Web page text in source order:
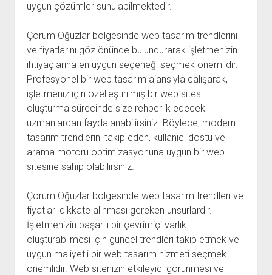
uygun çözümler sunulabilmektedir.
Çorum Oğuzlar bölgesinde web tasarım trendlerini
ve fiyatlarını göz önünde bulundurarak işletmenizin
ihtiyaçlarına en uygun seçeneği seçmek önemlidir.
Profesyonel bir web tasarım ajansıyla çalışarak,
işletmeniz için özelleştirilmiş bir web sitesi
oluşturma sürecinde size rehberlik edecek
uzmanlardan faydalanabilirsiniz. Böylece, modern
tasarım trendlerini takip eden, kullanıcı dostu ve
arama motoru optimizasyonuna uygun bir web
sitesine sahip olabilirsiniz.
Çorum Oğuzlar bölgesinde web tasarım trendleri ve
fiyatları dikkate alınması gereken unsurlardır.
İşletmenizin başarılı bir çevrimiçi varlık
oluşturabilmesi için güncel trendleri takip etmek ve
uygun maliyetli bir web tasarım hizmeti seçmek
önemlidir. Web sitenizin etkileyici görünmesi ve